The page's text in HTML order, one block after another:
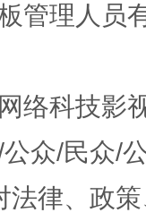
管理人员
络科技影
众/民众/
法律、政